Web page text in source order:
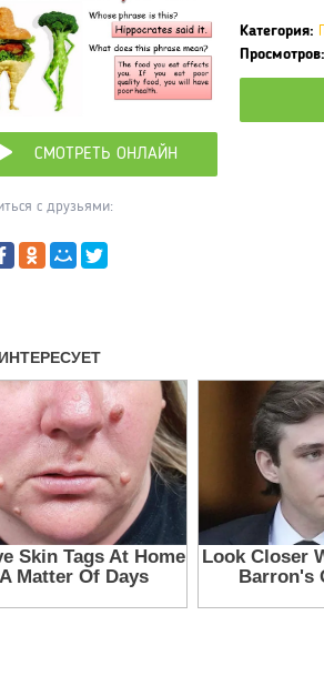
СМОТРЕТЬ ОНЛАЙН
с друзьями:
Категория:
Просмотров: